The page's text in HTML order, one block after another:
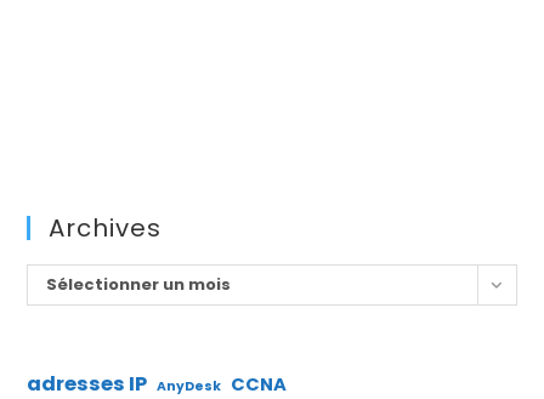
Archives
Archives
Sélectionner un mois
adresses IP AnyDesk CCNA